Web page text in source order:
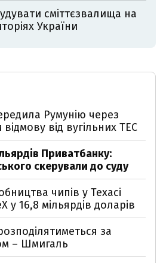
сміттєзвалища на
України
Румунію через
відмову від вугільних ТЕС
Приватбанку:
скерували до суду
чипів у Техасі
у 16,8 мільярдів доларів
за
– Шмигаль